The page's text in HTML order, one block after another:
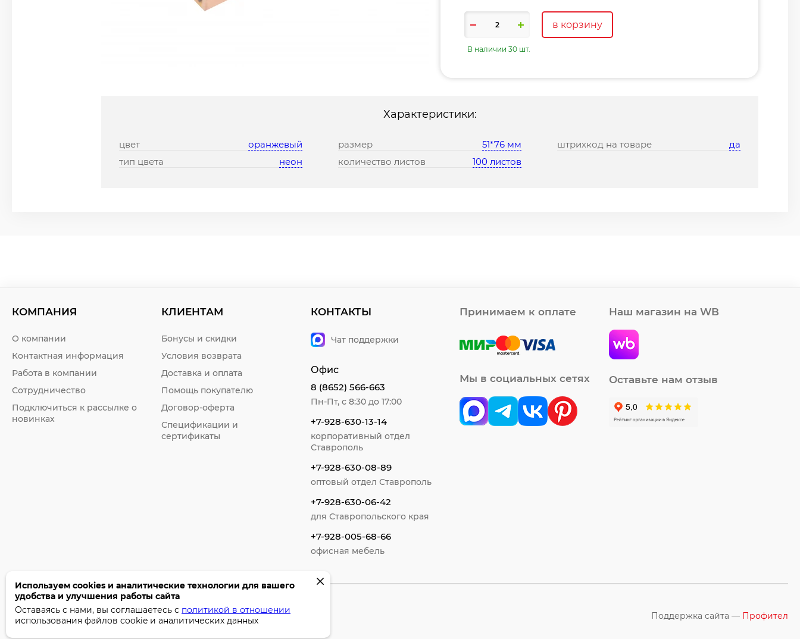
в корзину
В наличии 30 шт.
Характеристики:
цвет
оранжевый
тип цвета
неон
размер
51*76 мм
количество листов
100 листов
штрихкод на товаре да
КОМПАНИЯ
О компании
Контактная информация
Работа в компании
Сотрудничество
Подключиться к рассылке о
новинках
КЛИЕНТАМ
Бонусы и скидки
Условия возврата
Доставка и оплата
Помощь покупателю
Договор-оферта
Спецификации и
сертификаты
КОНТАКТЫ
Чат поддержки
Офис
8 (8652) 566-663
Пн-Пт, с 8:30 до 17:00
+7-928-630-13-14
корпоративный отдел
Ставрополь
+7-928-630-08-89
оптовый отдел Ставрополь
+7-928-630-06-42
для Ставропольского края
+7-928-005-68-66
офисная мебель
Принимаем к оплате
Мы в социальных сетях
Наш магазин на WB
Оставьте нам отзыв
©2005-2026 Бумага-С. Все права защищены.
Политика конфиденциальности
Поддержка сайта — Профител
Используем cookies и аналитические технологии для вашего
удобства и улучшения работы сайта
Оставаясь с нами, вы соглашаетесь с политикой в отношении
использования файлов cookie и аналитических данных